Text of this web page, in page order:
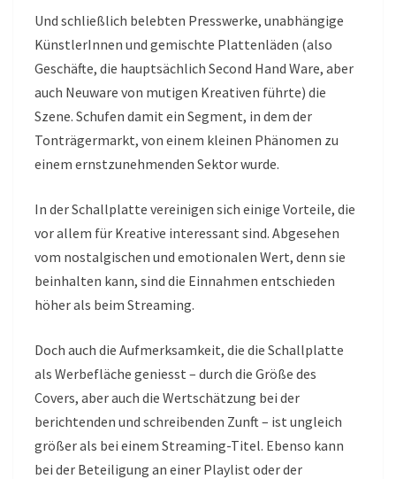
Und schließlich belebten Presswerke, unabhängige
KünstlerInnen und gemischte Plattenläden (also
Geschäfte, die hauptsächlich Second Hand Ware, aber
auch Neuware von mutigen Kreativen führte) die
Szene. Schufen damit ein Segment, in dem der
Tonträgermarkt, von einem kleinen Phänomen zu
einem ernstzunehmenden Sektor wurde.
In der Schallplatte vereinigen sich einige Vorteile, die
vor allem für Kreative interessant sind. Abgesehen
vom nostalgischen und emotionalen Wert, denn sie
beinhalten kann, sind die Einnahmen entschieden
höher als beim Streaming.
Doch auch die Aufmerksamkeit, die die Schallplatte
als Werbefläche geniesst – durch die Größe des
Covers, aber auch die Wertschätzung bei der
berichtenden und schreibenden Zunft – ist ungleich
größer als bei einem Streaming-Titel. Ebenso kann
bei der Beteiligung an einer Playlist oder der